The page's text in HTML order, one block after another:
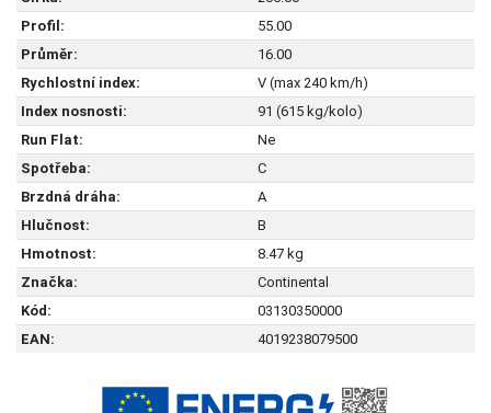
Profil:
55.00
Průměr:
16.00
Rychlostní index:
V (max 240 km/h)
Index nosnosti:
91 (615 kg/kolo)
Run Flat:
Ne
Spotřeba:
C
Brzdná dráha:
A
Hlučnost:
B
Hmotnost:
8.47 kg
Značka:
Continental
Kód:
03130350000
EAN:
4019238079500